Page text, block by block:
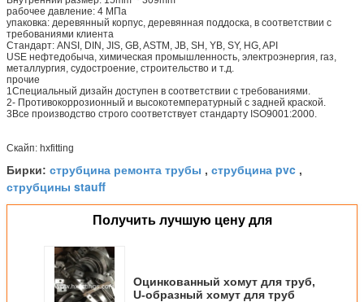
рабочее давление: 4 МПа
упаковка: деревянный корпус, деревянная поддоска, в соответствии с
требованиями клиента
Стандарт: ANSI, DIN, JIS, GB, ASTM, JB, SH, YB, SY, HG, API
USE нефтедобыча, химическая промышленность, электроэнергия, газ,
металлургия, судостроение, строительство и т.д.
прочие
1Специальный дизайн доступен в соответствии с требованиями.
2- Противокоррозионный и высокотемпературный с задней краской.
3Все производство строго соответствует стандарту ISO9001:2000.
Скайп: hxfitting
Бирки: струбцина ремонта трубы , струбцина pvc ,
струбцины stauff
Получить лучшую цену для
Оцинкованный хомут для труб,
U-образный хомут для труб